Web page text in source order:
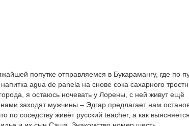
попутке отправляемся в Букарамангу, где по
agua de panela на снове сока сахарного
я остаюсь ночевать у Лорены, с ней живут ещё
заходят мужчины – Эдгар предлагает нам
по соседству живёт русский teacher, а как